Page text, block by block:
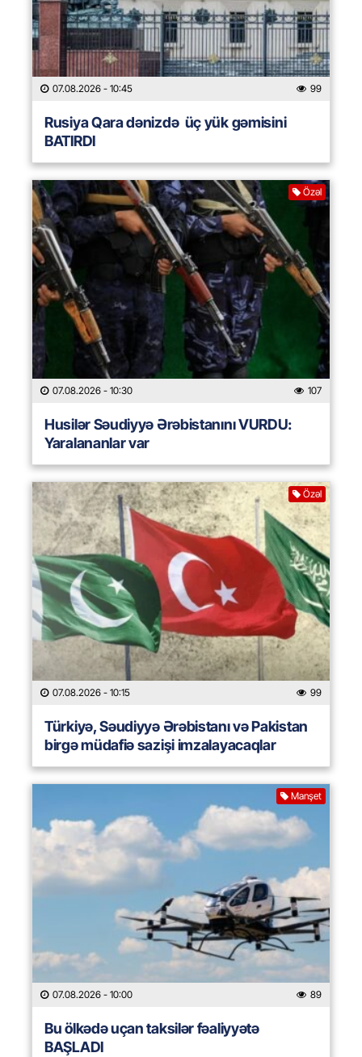
07.08.2026 - 10:45 99
Rusiya Qara dənizdə üç yük gəmisini
BATIRDI
Özəl
07.08.2026 - 10:30 107
Husilər Səudiyyə Ərəbistanını VURDU:
Yaralananlar var
Özəl
07.08.2026 - 10:15 99
Türkiyə, Səudiyyə Ərəbistanı və Pakistan
birgə müdafiə sazişi imzalayacaqlar
Manşet
07.08.2026 - 10:00 89
Bu ölkədə uçan taksilər fəaliyyətə
BAŞLADI